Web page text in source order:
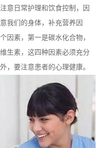
意日常护理和饮食控制，因
我们的身体，补充营养因
因素，第一是碳水化合物，
生素，这四种因素必须充分
，要注意患者的心理健康。